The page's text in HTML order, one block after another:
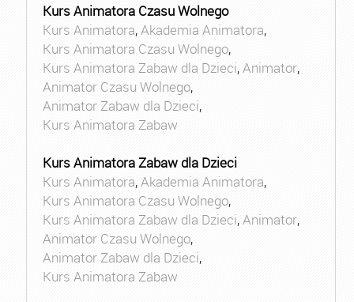
Kurs Animatora Czasu Wolnego
Kurs Animatora,Akademia Animatora,
Kurs Animatora Czasu Wolnego,
Kurs Animatora Zabaw dla Dzieci,Animator,
Animator Czasu Wolnego,
Animator Zabaw dla Dzieci,
Kurs Animatora Zabaw
Kurs Animatora Zabaw dla Dzieci
Kurs Animatora,Akademia Animatora,
Kurs Animatora Czasu Wolnego,
Kurs Animatora Zabaw dla Dzieci,Animator,
Animator Czasu Wolnego,
Animator Zabaw dla Dzieci,
Kurs Animatora Zabaw